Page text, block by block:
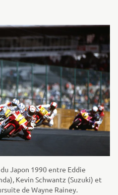
Japon 1990 entre Eddie
Kevin Schwantz (Suzuki) et
de Wayne Rainey.